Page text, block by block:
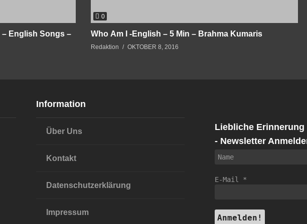
– English Songs –
0
Who Am I -English – 5 Min – Brahma Kumaris
Redaktion OKTOBER 8, 2016
Information
Über Uns
Kontakt
Datenschutzerklärung
Impressum
Liebliche Erinnerung
- Newsletter
E-Mail *